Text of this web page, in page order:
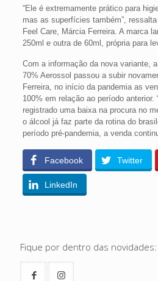
“Ele é extremamente prático para
mas as superfícies também”,
Feel Care, Márcia Ferreira. A marca
250ml e outra de 60ml, própria para
Com a informação da nova variante,
70% Aerossol passou a subir
Ferreira, no início da pandemia as
100% em relação ao período anterior.
registrado uma baixa na procura no
o álcool já faz parte da rotina do
período pré-pandemia, a venda
Facebook Twitter
LinkedIn
Fique por dentro das novidades: